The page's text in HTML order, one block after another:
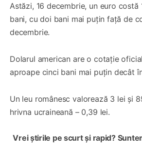
Astăzi, 16 decembrie, un euro costă
bani, cu doi bani mai puțin față de
decembrie.
Dolarul american are o cotație
aproape cinci bani mai puțin decât
Un leu românesc valorează 3 lei și
hrivna ucraineană – 0,39 lei.
Vrei știrile pe scurt și rapid?